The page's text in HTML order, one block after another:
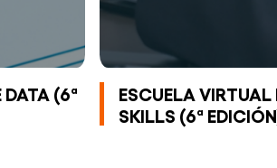
DATA (6ª
ESCUELA VIRTUAL
SKILLS (6ª